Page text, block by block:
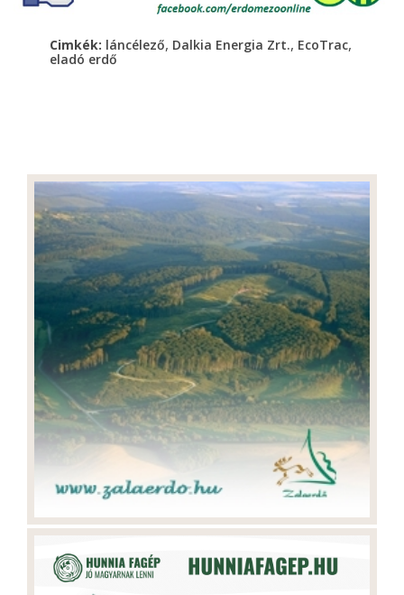
Cimkék: láncélező, Dalkia Energia Zrt., EcoTrac,
eladó erdő